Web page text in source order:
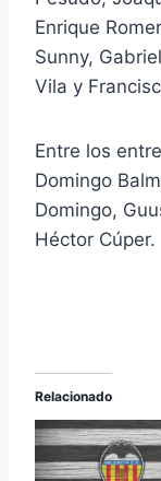
Enrique
Sunny,
Vila y
Entre los
Domingo
Domingo,
Héctor Cúper.
Relacionado